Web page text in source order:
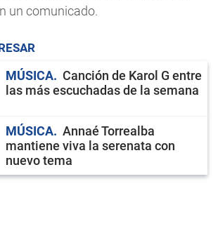
un comunicado.
MÚSICA
Canción de Karol G entre
las más escuchadas de la semana
MÚSICA
Annaé Torrealba
mantiene viva la serenata con
nuevo tema